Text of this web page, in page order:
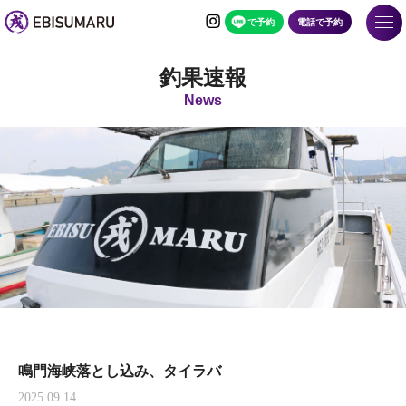
で予約 電話で予約
釣果速報
News
鳴門海峡落とし込み、タイラバ
2025.09.14